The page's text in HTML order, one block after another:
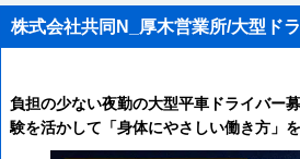
株式会社共同N_厚木営業所/大型ド
負担の少ない夜勤の大型平車ドライバー
験を活かして「身体にやさしい働き方」